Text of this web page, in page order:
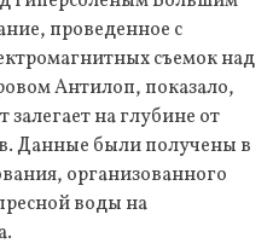
проведенное с
съемок над
Антилоп, показало,
на глубине от
Данные были получены в
организованного
воды на